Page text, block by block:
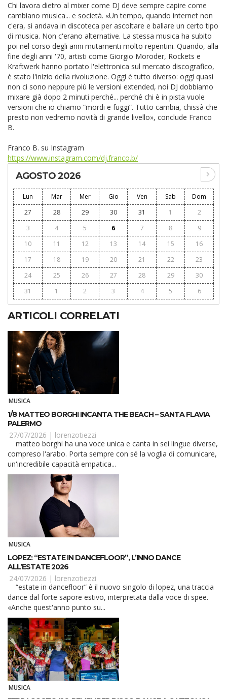
Chi lavora dietro al mixer come DJ deve sempre capire come
cambiano musica... e società. «Un tempo, quando internet non
c'era, si andava in discoteca per ascoltare e ballare un certo tipo
di musica. Non c'erano alternative. La stessa musica ha subito
poi nel corso degli anni mutamenti molto repentini. Quando, alla
fine degli anni '70, artisti come Giorgio Moroder, Rockets e
Kraftwerk hanno portato l'elettronica sul mercato discografico,
è stato l'inizio della rivoluzione. Oggi è tutto diverso: oggi quasi
non ci sono neppure più le versioni extended, noi DJ dobbiamo
mixare già dopo 2 minuti perché... perché chi è in pista vuole
versioni che io chiamo “mordi e fuggi”. Tutto cambia, chissà che
presto non vedremo novità di grande livello», conclude Franco
B.
Franco B. su Instagram
https://www.instagram.com/dj.franco.b/
AGOSTO 2026
Lun Mar Mer Gio Ven Sab
Dom
27
28 29 30 31 1
2
3
4 5 6 7 8
9
10
11 12 13 14 15
16
17
18 19 20 21 22
23
24
25 26 27 28 29
30
31
1 2 3 4 5 6
ARTICOLI CORRELATI
MUSICA
1/8 MATTEO BORGHI INCANTA THE BEACH – SANTA FLAVIA
PALERMO
27/07/2026 | lorenzotiezzi
compreso l'arabo. Porta sempre con sé la voglia di comunicare,
un'incredibile capacità empatica...
MUSICA
LOPEZ: “ESTATE IN DANCEFLOOR”, L’INNO DANCE
ALL’ESTATE 2026
24/07/2026 | lorenzotiezzi
dance dal forte sapore estivo, interpretata dalla voce di spee.
«Anche quest'anno punto su...
MUSICA